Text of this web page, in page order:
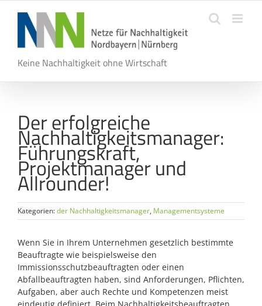
springen
Keine Nachhaltigkeit ohne Wirtschaft
Der erfolgreiche
Nachhaltigkeitsmanager:
Führungskraft,
Projektmanager und
Allrounder!
Kategorien:der Nachhaltigkeitsmanager, Managementsysteme
Wenn Sie in Ihrem Unternehmen gesetzlich bestimmte
Beauftragte wie beispielsweise den
Immissionsschutzbeauftragten oder einen
Abfallbeauftragten haben, sind Anforderungen, Pflichten,
Aufgaben, aber auch Rechte und Kompetenzen meist
eindeutig definiert. Beim Nachhaltigkeitsbeauftragten